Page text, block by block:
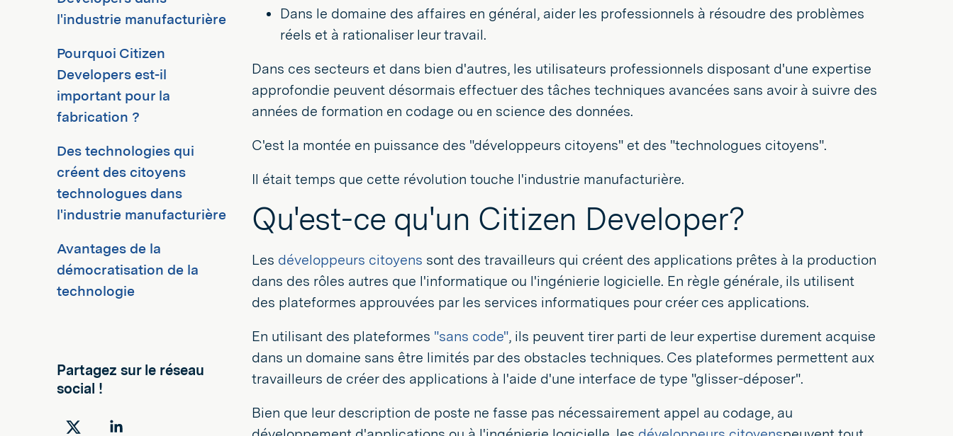
l'industrie manufacturière
Pourquoi Citizen
Developers est-il
important pour la
fabrication ?
Des technologies qui
créent des citoyens
technologues dans
l'industrie manufacturière
Avantages de la
démocratisation de la
technologie
Partagez sur le réseau
social !
Dans le domaine des affaires en général, aider les professionnels à résoudre des problèmes
réels et à rationaliser leur travail.
Dans ces secteurs et dans bien d'autres, les utilisateurs professionnels disposant d'une expertise
approfondie peuvent désormais effectuer des tâches techniques avancées sans avoir à suivre des
années de formation en codage ou en science des données.
C'est la montée en puissance des "développeurs citoyens" et des "technologues citoyens".
Il était temps que cette révolution touche l'industrie manufacturière.
Qu'est-ce qu'un Citizen Developer?
Les développeurs citoyens sont des travailleurs qui créent des applications prêtes à la production
dans des rôles autres que l'informatique ou l'ingénierie logicielle. En règle générale, ils utilisent
des plateformes approuvées par les services informatiques pour créer ces applications.
En utilisant des plateformes "sans code", ils peuvent tirer parti de leur expertise durement acquise
dans un domaine sans être limités par des obstacles techniques. Ces plateformes permettent aux
travailleurs de créer des applications à l'aide d'une interface de type "glisser-déposer".
Bien que leur description de poste ne fasse pas nécessairement appel au codage, au